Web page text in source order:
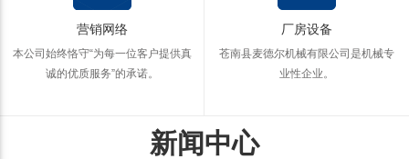
营销网络
本公司始终恪守“为每一位客户提供真
诚的优质服务”的承诺。
厂房设备
苍南县麦德尔机械有限公司是机械专
业性企业。
新闻中心